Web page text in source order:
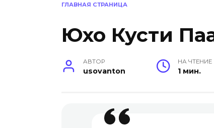
ГЛАВНАЯ СТРАНИЦА
Юхо Кусти
АВТОР
usovanton
НА ЧТЕНИЕ
1 мин.